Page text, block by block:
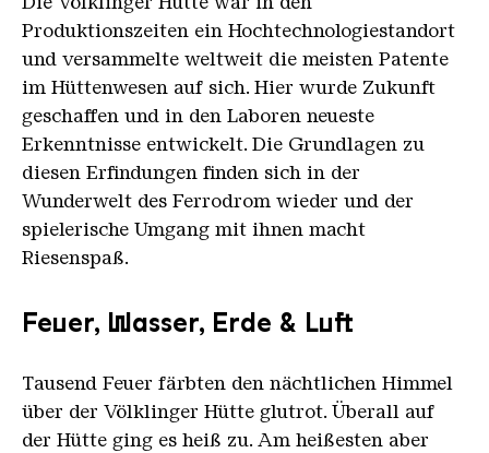
Produktionszeiten ein Hochtechnologiestandort
und versammelte weltweit die meisten Patente
im Hüttenwesen auf sich. Hier wurde Zukunft
geschaffen und in den Laboren neueste
Erkenntnisse entwickelt. Die Grundlagen zu
diesen Erfindungen finden sich in der
Wunderwelt des Ferrodrom wieder und der
spielerische Umgang mit ihnen macht
Riesenspaß.
Feuer, Wasser, Erde & Luft
Tausend Feuer färbten den nächtlichen Himmel
über der Völklinger Hütte glutrot. Überall auf
der Hütte ging es heiß zu. Am heißesten aber